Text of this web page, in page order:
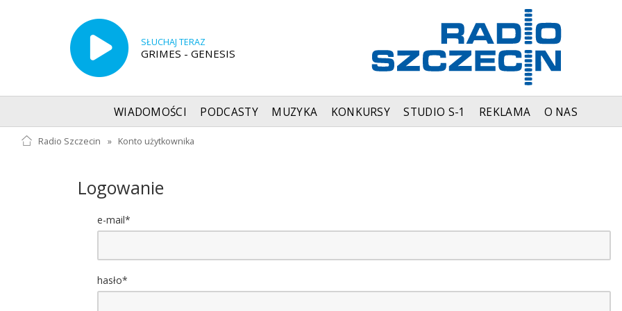
SŁUCHAJ TERAZ
GRIMES - GENESIS
WIADOMOŚCI PODCASTY MUZYKA KONKURSY STUDIO S-1 REKLAMA O NAS
Radio Szczecin » Konto użytkownika
Logowanie
e-mail*
hasło*